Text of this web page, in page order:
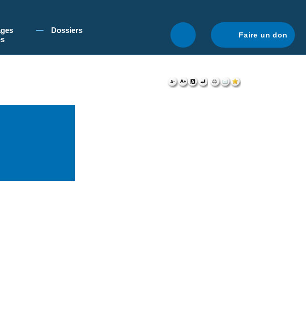
pour vous proposer une navigation optimale.
Dossiers
Faire un don